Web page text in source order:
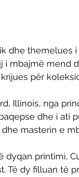
dhe themelues
i mbajmë mend
për
Illinois, nga
dhe i ati
masterin e
dyqan printimi,
Të dy filluan të